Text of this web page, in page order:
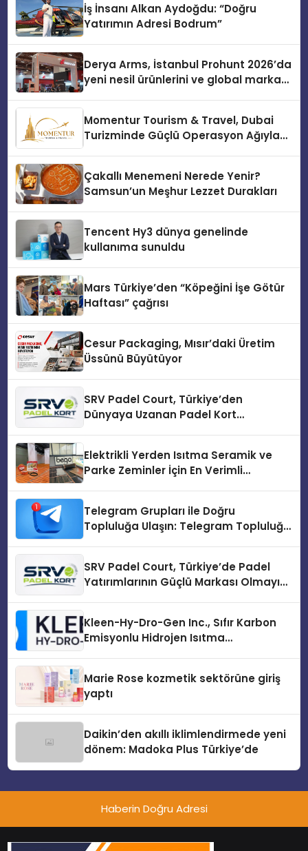
İş İnsanı Alkan Aydoğdu: “Doğru
Yatırımın Adresi Bodrum”
Derya Arms, İstanbul Prohunt 2026’da
yeni nesil ürünlerini ve global marka
Momentur Tourism & Travel, Dubai
Turizminde Güçlü Operasyon Ağıyla
Çakallı Menemeni Nerede Yenir?
Samsun’un Meşhur Lezzet Durakları
Tencent Hy3 dünya genelinde
kullanıma sunuldu
Mars Türkiye’den “Köpeğini İşe Götür
Haftası” çağrısı
Cesur Packaging, Mısır’daki Üretim
Üssünü Büyütüyor
SRV Padel Court, Türkiye’den
Dünyaya Uzanan Padel Kort
Elektrikli Yerden Isıtma Seramik ve
Parke Zeminler İçin En Verimli
Telegram Grupları ile Doğru
Topluluğa Ulaşın: Telegram Topluluğu
SRV Padel Court, Türkiye’de Padel
Yatırımlarının Güçlü Markası Olmayı
Kleen-Hy-Dro-Gen Inc., Sıfır Karbon
Emisyonlu Hidrojen Isıtma
Marie Rose kozmetik sektörüne giriş
yaptı
Daikin’den akıllı iklimlendirmede yeni
dönem: Madoka Plus Türkiye’de
Haberin Doğru Adresi